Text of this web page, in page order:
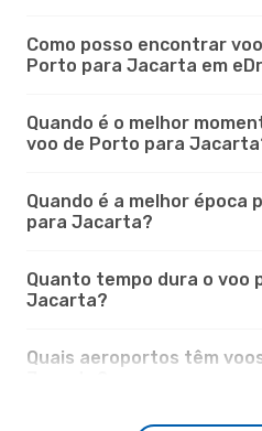
Como posso encontrar
Porto para Jacarta em
Quando é o melhor
voo de Porto para
Quando é a melhor época
para Jacarta?
Quanto tempo dura o voo
Jacarta?
Quais aeroportos têm